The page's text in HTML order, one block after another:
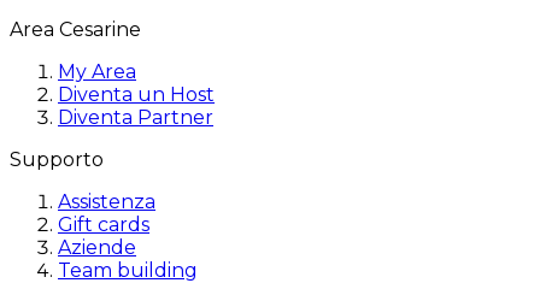
Area Cesarine
My Area
Diventa un Host
Diventa Partner
Supporto
Assistenza
Gift cards
Aziende
Team building